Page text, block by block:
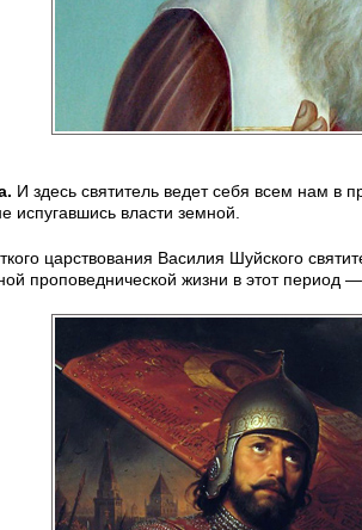
И здесь святитель ведет себя всем нам в
испугавшись власти земной.
царствования Василия Шуйского
проповеднической жизни в этот